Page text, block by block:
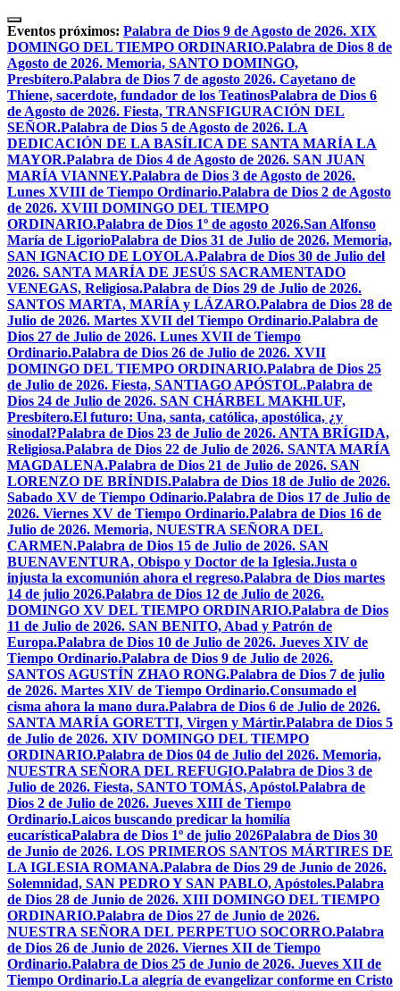
Skip
to
content
Eventos próximos: Palabra de Dios 9 de Agosto de 2026. XIX
DOMINGO DEL TIEMPO ORDINARIO.Palabra de Dios 8 de
Agosto de 2026. Memoria, SANTO DOMINGO,
Presbítero.Palabra de Dios 7 de agosto 2026. Cayetano de
Thiene, sacerdote, fundador de los TeatinosPalabra de Dios 6
de Agosto de 2026. Fiesta, TRANSFIGURACIÓN DEL
SEÑOR.Palabra de Dios 5 de Agosto de 2026. LA
DEDICACIÓN DE LA BASÍLICA DE SANTA MARÍA LA
MAYOR.Palabra de Dios 4 de Agosto de 2026. SAN JUAN
MARÍA VIANNEY.Palabra de Dios 3 de Agosto de 2026.
Lunes XVIII de Tiempo Ordinario.Palabra de Dios 2 de Agosto
de 2026. XVIII DOMINGO DEL TIEMPO
ORDINARIO.Palabra de Dios 1º de agosto 2026.San Alfonso
María de LigorioPalabra de Dios 31 de Julio de 2026. Memoria,
SAN IGNACIO DE LOYOLA.Palabra de Dios 30 de Julio del
2026. SANTA MARÍA DE JESÚS SACRAMENTADO
VENEGAS, Religiosa.Palabra de Dios 29 de Julio de 2026.
SANTOS MARTA, MARÍA y LÁZARO.Palabra de Dios 28 de
Julio de 2026. Martes XVII del Tiempo Ordinario.Palabra de
Dios 27 de Julio de 2026. Lunes XVII de Tiempo
Ordinario.Palabra de Dios 26 de Julio de 2026. XVII
DOMINGO DEL TIEMPO ORDINARIO.Palabra de Dios 25
de Julio de 2026. Fiesta, SANTIAGO APÓSTOL.Palabra de
Dios 24 de Julio de 2026. SAN CHÁRBEL MAKHLUF,
Presbítero.El futuro: Una, santa, católica, apostólica, ¿y
sinodal?Palabra de Dios 23 de Julio de 2026. ANTA BRÍGIDA,
Religiosa.Palabra de Dios 22 de Julio de 2026. SANTA MARÍA
MAGDALENA.Palabra de Dios 21 de Julio de 2026. SAN
LORENZO DE BRÍNDIS.Palabra de Dios 18 de Julio de 2026.
Sabado XV de Tiempo Odinario.Palabra de Dios 17 de Julio de
2026. Viernes XV de Tiempo Ordinario.Palabra de Dios 16 de
Julio de 2026. Memoria, NUESTRA SEÑORA DEL
CARMEN.Palabra de Dios 15 de Julio de 2026. SAN
BUENAVENTURA, Obispo y Doctor de la Iglesia.Justa o
injusta la excomunión ahora el regreso.Palabra de Dios martes
14 de julio 2026.Palabra de Dios 12 de Julio de 2026.
DOMINGO XV DEL TIEMPO ORDINARIO.Palabra de Dios
11 de Julio de 2026. SAN BENITO, Abad y Patrón de
Europa.Palabra de Dios 10 de Julio de 2026. Jueves XIV de
Tiempo Ordinario.Palabra de Dios 9 de Julio de 2026.
SANTOS AGUSTÍN ZHAO RONG.Palabra de Dios 7 de julio
de 2026. Martes XIV de Tiempo Ordinario.Consumado el
cisma ahora la mano dura.Palabra de Dios 6 de Julio de 2026.
SANTA MARÍA GORETTI, Virgen y Mártir.Palabra de Dios 5
de Julio de 2026. XIV DOMINGO DEL TIEMPO
ORDINARIO.Palabra de Dios 04 de Julio del 2026. Memoria,
NUESTRA SEÑORA DEL REFUGIO.Palabra de Dios 3 de
Julio de 2026. Fiesta, SANTO TOMÁS, Apóstol.Palabra de
Dios 2 de Julio de 2026. Jueves XIII de Tiempo
Ordinario.Laicos buscando predicar la homilía
eucarísticaPalabra de Dios 1º de julio 2026Palabra de Dios 30
de Junio de 2026. LOS PRIMEROS SANTOS MÁRTIRES DE
LA IGLESIA ROMANA.Palabra de Dios 29 de Junio de 2026.
Solemnidad, SAN PEDRO Y SAN PABLO, Apóstoles.Palabra
de Dios 28 de Junio de 2026. XIII DOMINGO DEL TIEMPO
ORDINARIO.Palabra de Dios 27 de Junio de 2026.
NUESTRA SEÑORA DEL PERPETUO SOCORRO.Palabra
de Dios 26 de Junio de 2026. Viernes XII de Tiempo
Ordinario.Palabra de Dios 25 de Junio de 2026. Jueves XII de
Tiempo Ordinario.La alegría de evangelizar conforme en Cristo